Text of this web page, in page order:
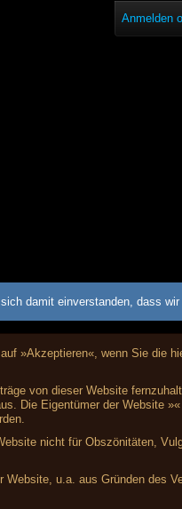
Anmelden
damit einverstanden, dass
»Akzeptieren«, wenn Sie die
von dieser Website
Die Eigentümer der Website
nicht für Obszönitäten,
u.a. aus Gründen des